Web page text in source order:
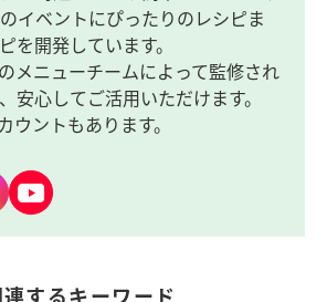
イベントにぴったりのレシピま
を開発しています。
メニューチームによって監修され
安心してご活用いただけます。
ウントもあります。
連するキーワード